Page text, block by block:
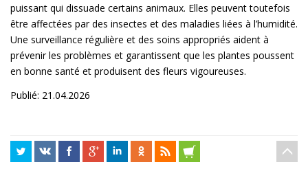
puissant qui dissuade certains animaux. Elles peuvent toutefois
être affectées par des insectes et des maladies liées à l’humidité.
Une surveillance régulière et des soins appropriés aident à
prévenir les problèmes et garantissent que les plantes poussent
en bonne santé et produisent des fleurs vigoureuses.
Publié: 21.04.2026